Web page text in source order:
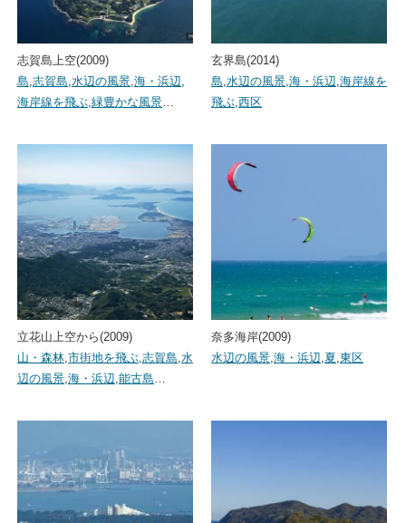
志賀島上空(2009)
島,志賀島,水辺の風景,海・浜辺,
海岸線を飛ぶ,緑豊かな風景…
玄界島(2014)
島,水辺の風景,海・浜辺,海岸線を
飛ぶ,西区
立花山上空から(2009)
山・森林,市街地を飛ぶ,志賀島,水
辺の風景,海・浜辺,能古島…
奈多海岸(2009)
水辺の風景,海・浜辺,夏,東区